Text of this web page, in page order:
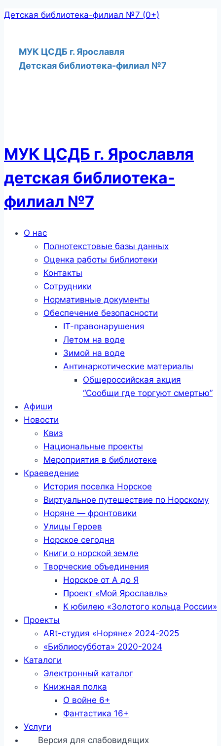
Перейти
Детская библиотека-филиал №7 (0+)
МУК ЦСДБ г. Ярославля
Детская библиотека-филиал №7
МУК ЦСДБ г. Ярославля
детская библиотека-
филиал №7
МенюО нас
Полнотекстовые базы данных
Оценка работы библиотеки
Контакты
Сотрудники
Нормативные документы
Обеспечение безопасности
IT-правонарушения
Летом на воде
Зимой на воде
Антинаркотические материалы
Общероссийская акция
“Сообщи где торгуют смертью”
Афиши
Новости
Квиз
Национальные проекты
Мероприятия в библиотеке
Краеведение
История поселка Норское
Виртуальное путешествие по Норскому
Норяне — фронтовики
Улицы Героев
Норское сегодня
Книги о норской земле
Творческие объединения
Норское от А до Я
Проект «Мой Ярославль»
К юбилею «Золотого кольца России»
Проекты
ARt-студия «Норяне» 2024-2025
«Библиосуббота» 2020-2024
Каталоги
Электронный каталог
Книжная полка
О войне 6+
Фантастика 16+
Услуги
Версия для слабовидящих